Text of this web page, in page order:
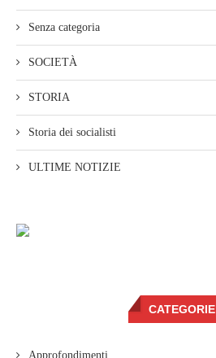
Senza categoria
SOCIETÀ
STORIA
Storia dei socialisti
ULTIME NOTIZIE
CATEGORIE
Approfondimenti